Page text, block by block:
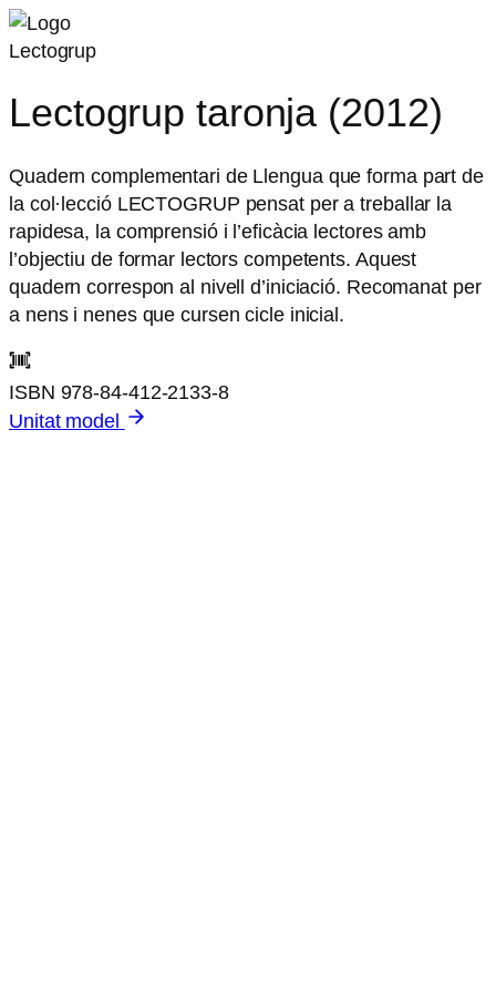
Lectogrup
Lectogrup taronja (2012)
Quadern complementari de Llengua que forma part de
la col·lecció LECTOGRUP pensat per a treballar la
rapidesa, la comprensió i l’eficàcia lectores amb
l’objectiu de formar lectors competents. Aquest
quadern correspon al nivell d’iniciació. Recomanat per
a nens i nenes que cursen cicle inicial.
ISBN 978-84-412-2133-8
Unitat model